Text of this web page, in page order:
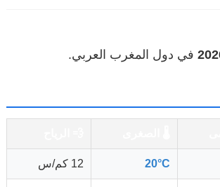
في دول المغرب العربي.
20°C 12 كم/س